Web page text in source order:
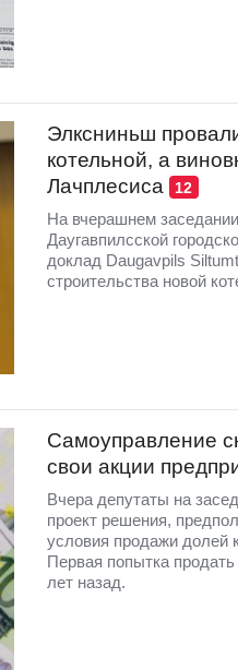
Элксниньш
котельной, а
Лачплесиса
12
На вчерашнем
Даугавпилсской
доклад Daugavpils
строительства новой
Самоуправление
свои акции
Вчера депутаты на
проект решения,
условия продажи долей
Первая попытка
лет назад.